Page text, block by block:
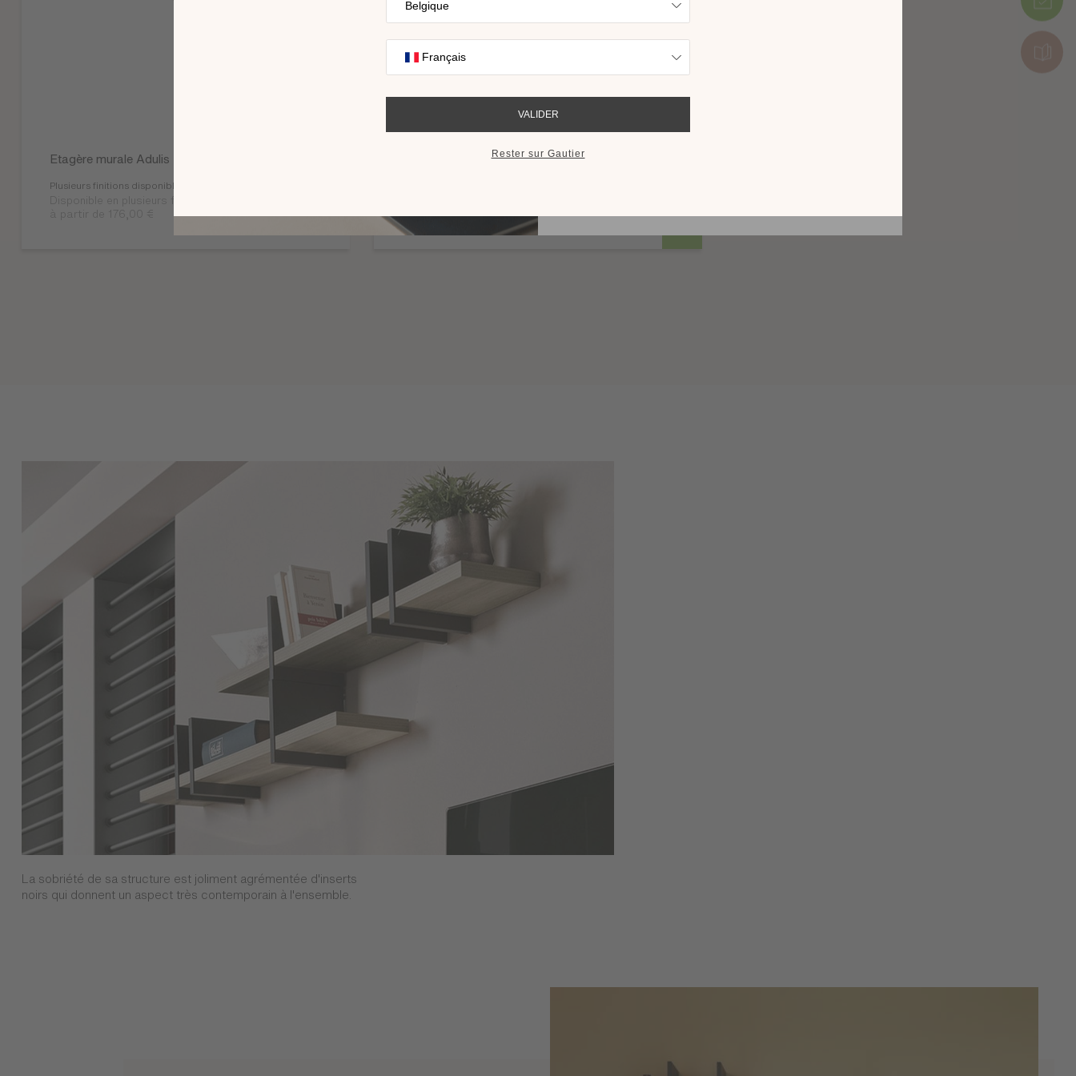
Etagère murale Adulis
Plusieurs finitions disponibles
La sobriété de sa structure est joliment agrémentée d'inserts
noirs qui donnent un aspect très contemporain à l'ensemble.
nos collections sur l’écran de votre
RECEVOIR LE CATALOGUE 2026